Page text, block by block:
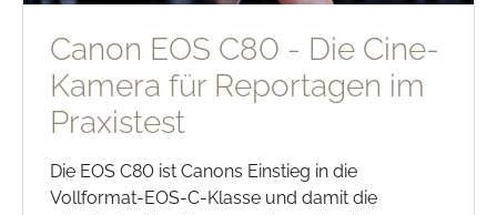
Canon EOS C80 - Die Cine-
Kamera für Reportagen im
Praxistest
Die EOS C80 ist Canons Einstieg in die
Vollformat-EOS-C-Klasse und damit die